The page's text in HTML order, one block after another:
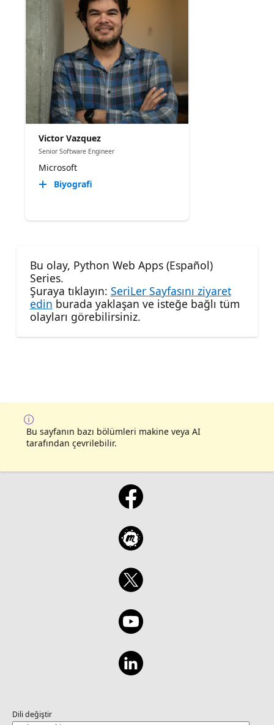
Victor Vazquez
Senior Software Engineer
Microsoft
Biyografi
Bu olay, Python Web Apps (Español)
Series.
Şuraya tıklayın: SeriLer Sayfasını ziyaret
edin burada yaklaşan ve isteğe bağlı tüm
olayları görebilirsiniz.
Bu sayfanın bazı bölümleri makine veya AI
tarafından çevrilebilir.
Dili değiştir